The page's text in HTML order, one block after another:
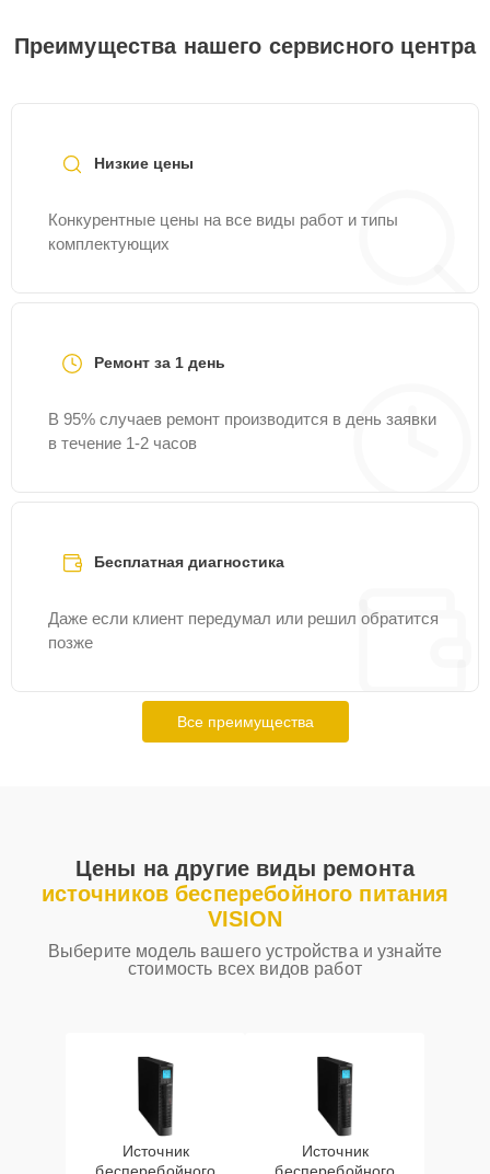
Преимущества нашего сервисного центра
Низкие цены
Конкурентные цены на все виды работ и типы
комплектующих
Ремонт за 1 день
В 95% случаев ремонт производится в день заявки
в течение 1-2 часов
Бесплатная диагностика
Даже если клиент передумал или решил обратится
позже
Все преимущества
Цены на другие виды ремонта
источников бесперебойного питания
VISION
Выберите модель вашего устройства и узнайте
стоимость всех видов работ
Источник
Источник